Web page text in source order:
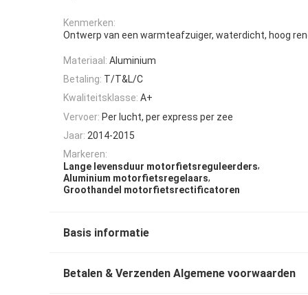
Kenmerken:
Ontwerp van een warmteafzuiger, waterdicht, hoog
Materiaal: Aluminium
Betaling: T/T&L/C
Kwaliteitsklasse: A+
Vervoer: Per lucht, per express per zee
Jaar: 2014-2015
Markeren:
Lange levensduur motorfietsreguleerders,
Aluminium motorfietsregelaars,
Groothandel motorfietsrectificatoren
Basis informatie
Betalen & Verzenden Algemene voorwaarden